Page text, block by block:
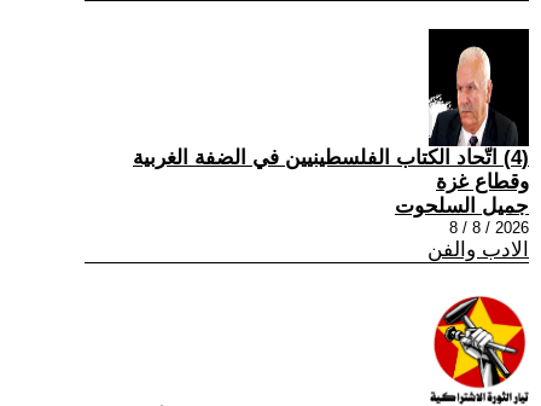
(4) اتّحاد الكتاب الفلسطينيين في الضفة الغربية
وقطاع غزة
جميل السلحوت
2026 / 8 / 8
الادب والفن